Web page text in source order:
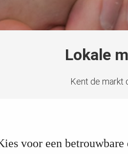
Lokale
Kent de markt
voor een